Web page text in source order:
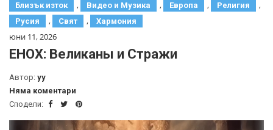
Близък изток , Видео и Музика , Европа , Религия ,
Русия , Свят , Хармония
юни 11, 2026
ЕНОХ: Великаны и Стражи
Автор: yy
Няма коментари
Сподели: